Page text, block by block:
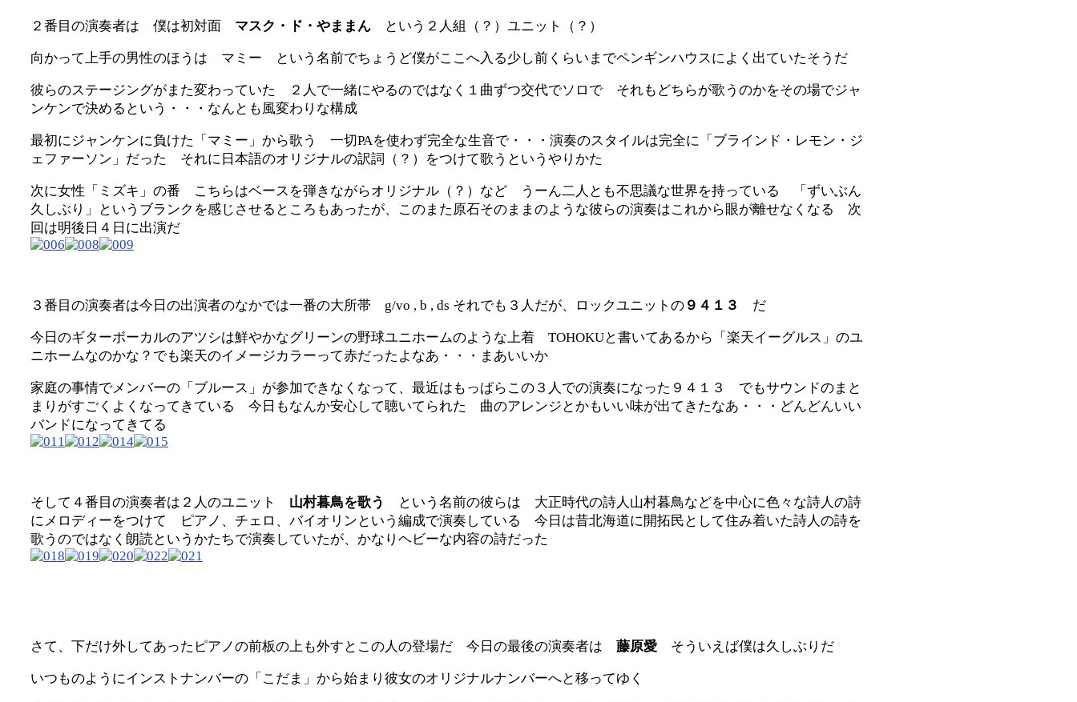
２番目の演奏者は 僕は初対面 マスク・ド・やままん という２人組（？）ユニット（？）
向かって上手の男性のほうは マミー という名前でちょうど僕がここへ入る少し前くらいまでペンギンハウスによく出ていたそうだ
彼らのステージングがまた変わっていた ２人で一緒にやるのではなく１曲ずつ交代でソロで それもどちらが歌うのかをその場でジャ
ンケンで決めるという・・・なんとも風変わりな構成
最初にジャンケンに負けた「マミー」から歌う 一切PAを使わず完全な生音で・・・演奏のスタイルは完全に「ブラインド・レモン・ジ
ェファーソン」だった それに日本語のオリジナルの訳詞（？）をつけて歌うというやりかた
次に女性「ミズキ」の番 こちらはベースを弾きながらオリジナル（？）など うーん二人とも不思議な世界を持っている 「ずいぶん
久しぶり」というブランクを感じさせるところもあったが、このまた原石そのままのような彼らの演奏はこれから眼が離せなくなる 次
回は明後日４日に出演だ
３番目の演奏者は今日の出演者のなかでは一番の大所帯 g/vo , b , ds それでも３人だが、ロックユニットの ９４１３ だ
今日のギターボーカルのアツシは鮮やかなグリーンの野球ユニホームのような上着 TOHOKUと書いてあるから「楽天イーグルス」のユ
ニホームなのかな？でも楽天のイメージカラーって赤だったよなあ・・・まあいいか
家庭の事情でメンバーの「ブルース」が参加できなくなって、最近はもっぱらこの３人での演奏になった９４１３ でもサウンドのまと
まりがすごくよくなってきている 今日もなんか安心して聴いてられた 曲のアレンジとかもいい味が出てきたなあ・・・どんどんいい
バンドになってきてる
そして４番目の演奏者は２人のユニット 山村暮鳥を歌う
という名前の彼らは 大正時代の詩人山村暮鳥などを中心に色々な詩人の詩
にメロディーをつけて ピアノ、チェロ、バイオリンという編成で演奏している 今日は昔北海道に開拓民として住み着いた詩人の詩を
歌うのではなく朗読というかたちで演奏していたが、かなりヘビーな内容の詩だった
さて、下だけ外してあったピアノの前板の上も外すとこの人の登場だ 今日の最後の演奏者は 藤原愛 そういえば僕は久しぶりだ
いつものようにインストナンバーの「こだま」から始まり彼女のオリジナルナンバーへと移ってゆく